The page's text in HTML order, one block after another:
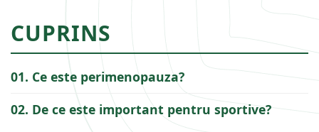
CUPRINS
01. Ce este perimenopauza?
02. De ce este important pentru sportive?